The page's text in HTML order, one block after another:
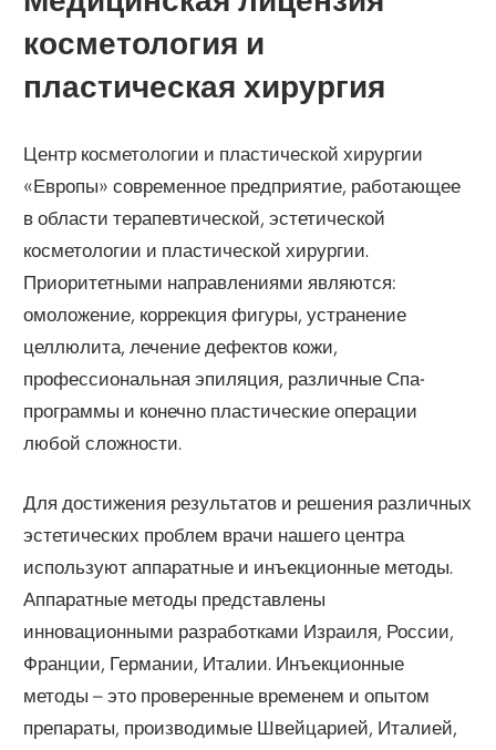
косметология и
пластическая хирургия
Центр косметологии и пластической хирургии
«Европы» современное предприятие, работающее
в области терапевтической, эстетической
косметологии и пластической хирургии.
Приоритетными направлениями являются:
омоложение, коррекция фигуры, устранение
целлюлита, лечение дефектов кожи,
профессиональная эпиляция, различные Спа-
программы и конечно пластические операции
любой сложности.
Для достижения результатов и решения различных
эстетических проблем врачи нашего центра
используют аппаратные и инъекционные методы.
Аппаратные методы представлены
инновационными разработками Израиля, России,
Франции, Германии, Италии. Инъекционные
методы – это проверенные временем и опытом
препараты, производимые Швейцарией, Италией,